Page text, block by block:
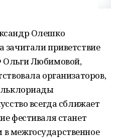
Олешко
приветствие
Любимовой,
организаторов,
всегда сближает
фестиваля станет
межгосударственное